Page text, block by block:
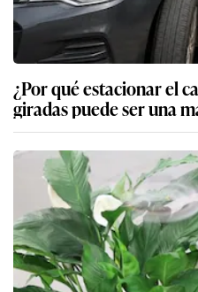
¿Por qué estacionar el
giradas puede ser una